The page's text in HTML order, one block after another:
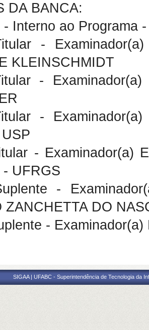
DA BANCA:
- Interno ao Programa
-
KLEINSCHMIDT
-
-
- Examinador(a)
- UFRGS
-
ZANCHETTA DO
-
SIGAA | UFABC - Superintendência de Tecnologia da